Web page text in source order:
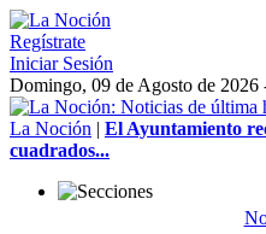
Regístrate
Iniciar Sesión
Domingo, 09 de Agosto de 2026
La Noción | El Ayuntamiento
cuadrados...